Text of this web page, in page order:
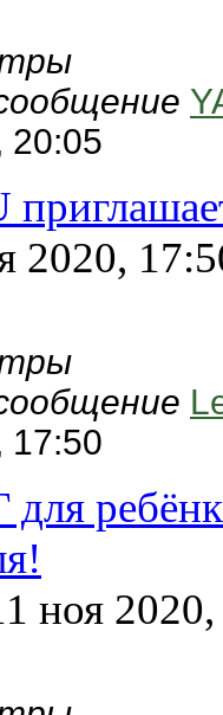
20:05
2020,
17:50
ноя